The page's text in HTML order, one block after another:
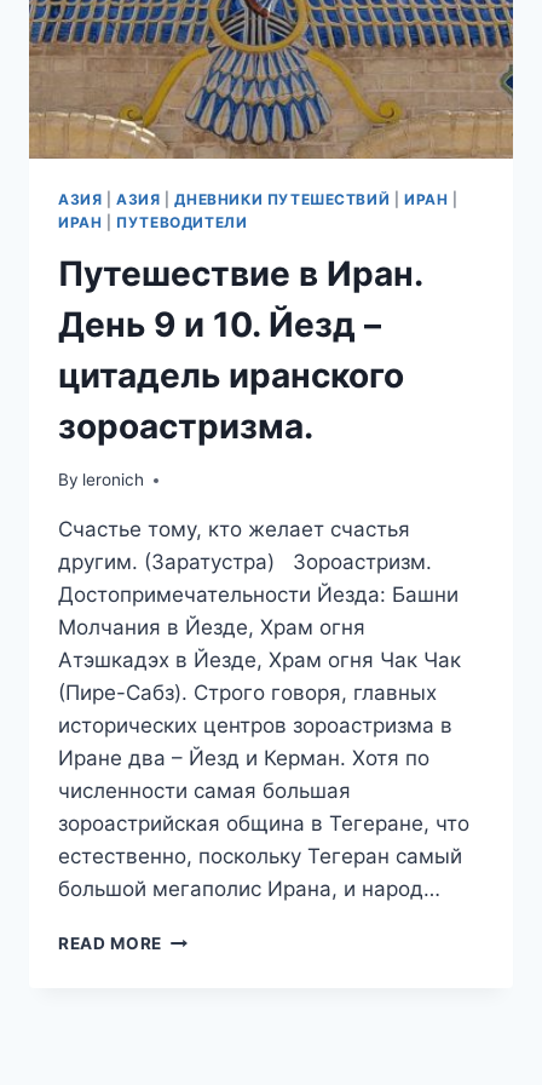
АЗИЯ |АЗИЯ |ДНЕВНИКИ ПУТЕШЕСТВИЙ |ИРАН
ИРАН
ПУТЕВОДИТЕЛИ
Путешествие в Иран.
День 9 и 10. Йезд –
цитадель иранского
зороастризма.
By leronich
Счастье тому, кто желает счастья
другим. (Заратустра) Зороастризм.
Достопримечательности Йезда: Башни
Молчания в Йезде, Храм огня
Атэшкадэх в Йезде, Храм огня Чак Чак
(Пире-Сабз). Строго говоря, главных
исторических центров зороастризма в
Иране два – Йезд и Керман. Хотя по
численности самая большая
зороастрийская община в Тегеране, что
естественно, поскольку Тегеран самый
большой мегаполис Ирана, и народ…
READ MORE ПУТЕШЕСТВИЕ